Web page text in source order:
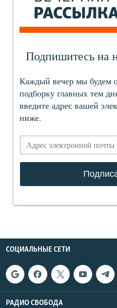
СОЦИАЛЬНЫЕ СЕТИ
РАДИО СВОБОДА